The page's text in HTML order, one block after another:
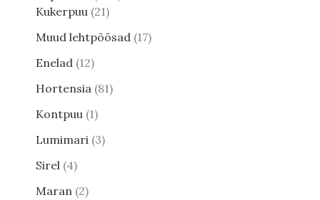
Kukerpuu 21
Muud lehtpõõsad 17
Enelad 12
Hortensia 81
Kontpuu 1
Lumimari 3
Sirel 4
Maran 2